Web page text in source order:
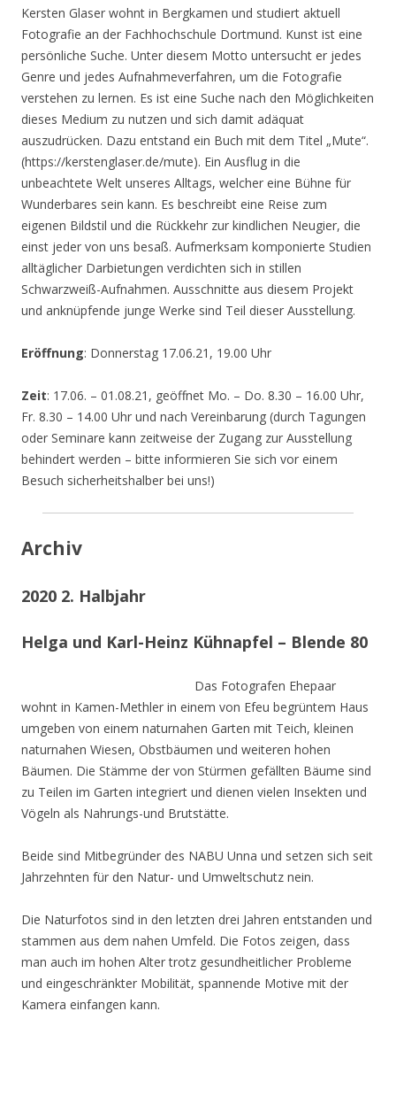
Kersten Glaser wohnt in Bergkamen und studiert aktuell
Fotografie an der Fachhochschule Dortmund. Kunst ist eine
persönliche Suche. Unter diesem Motto untersucht er jedes
Genre und jedes Aufnahmeverfahren, um die Fotografie
verstehen zu lernen. Es ist eine Suche nach den Möglichkeiten
dieses Medium zu nutzen und sich damit adäquat
auszudrücken. Dazu entstand ein Buch mit dem Titel „Mute“.
(https://kerstenglaser.de/mute). Ein Ausflug in die
unbeachtete Welt unseres Alltags, welcher eine Bühne für
Wunderbares sein kann. Es beschreibt eine Reise zum
eigenen Bildstil und die Rückkehr zur kindlichen Neugier, die
einst jeder von uns besaß. Aufmerksam komponierte Studien
alltäglicher Darbietungen verdichten sich in stillen
Schwarzweiß-Aufnahmen. Ausschnitte aus diesem Projekt
und anknüpfende junge Werke sind Teil dieser Ausstellung.
Eröffnung: Donnerstag 17.06.21, 19.00 Uhr
Zeit: 17.06. – 01.08.21, geöffnet Mo. – Do. 8.30 – 16.00 Uhr,
Fr. 8.30 – 14.00 Uhr und nach Vereinbarung (durch Tagungen
oder Seminare kann zeitweise der Zugang zur Ausstellung
behindert werden – bitte informieren Sie sich vor einem
Besuch sicherheitshalber bei uns!)
Archiv
2020 2. Halbjahr
Helga und Karl-Heinz Kühnapfel – Blende 80
Das Fotografen Ehepaar
wohnt in Kamen-Methler in einem von Efeu begrüntem Haus
umgeben von einem naturnahen Garten mit Teich, kleinen
naturnahen Wiesen, Obstbäumen und weiteren hohen
Bäumen. Die Stämme der von Stürmen gefällten Bäume sind
zu Teilen im Garten integriert und dienen vielen Insekten und
Vögeln als Nahrungs-und Brutstätte.
Beide sind Mitbegründer des NABU Unna und setzen sich seit
Jahrzehnten für den Natur- und Umweltschutz nein.
Die Naturfotos sind in den letzten drei Jahren entstanden und
stammen aus dem nahen Umfeld. Die Fotos zeigen, dass
man auch im hohen Alter trotz gesundheitlicher Probleme
und eingeschränkter Mobilität, spannende Motive mit der
Kamera einfangen kann.